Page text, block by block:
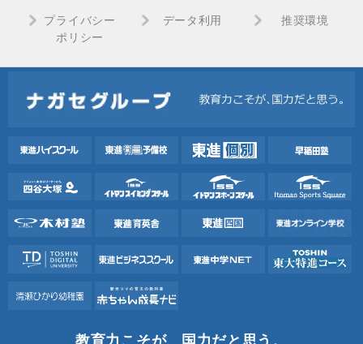
プライバシー
ポリシー
データ利用 推奨環境